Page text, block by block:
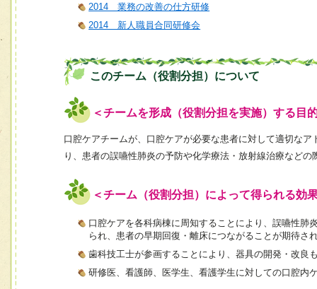
2014 業務の改善の仕方研修
2014 新人職員合同研修会
このチーム（役割分担）について
＜チームを形成（役割分担を実施）する目
口腔ケアチームが、口腔ケアが必要な患者に対して適切な
り、患者の誤嚥性肺炎の予防や化学療法・放射線治療など
＜チーム（役割分担）によって得られる効
口腔ケアを各科病棟に周知することにより、誤嚥性肺
られ、患者の早期回復・離床につながることが期待さ
歯科技工士が参画することにより、器具の開発・改良
研修医、看護師、医学生、看護学生に対しての口腔内